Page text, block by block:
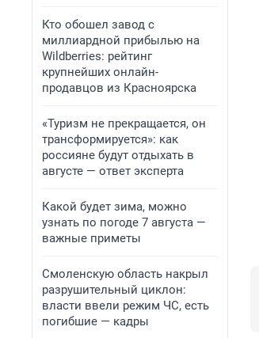
Кто обошел завод с
миллиардной прибылью на
Wildberries: рейтинг
крупнейших онлайн-
продавцов из Красноярска
«Туризм не прекращается, он
трансформируется»: как
россияне будут отдыхать в
августе — ответ эксперта
Какой будет зима, можно
узнать по погоде 7 августа —
важные приметы
Смоленскую область накрыл
разрушительный циклон:
власти ввели режим ЧС, есть
погибшие — кадры